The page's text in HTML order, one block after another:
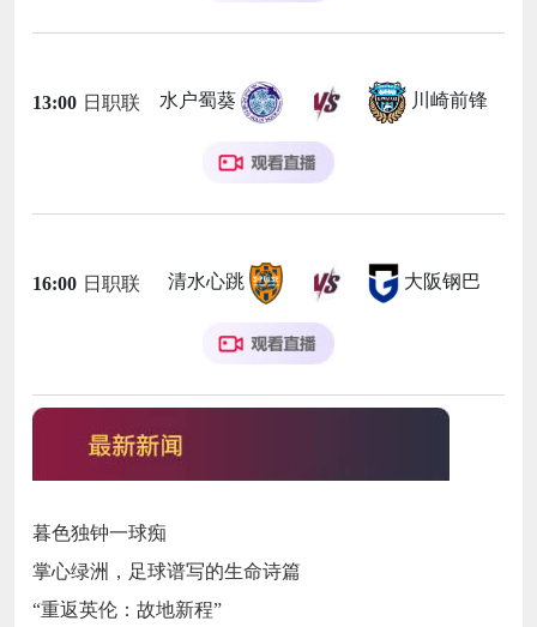
13:00 日职联 水户蜀葵 川崎前锋
16:00 日职联 清水心跳 大阪钢巴
暮色独钟一球痴
掌心绿洲，足球谱写的生命诗篇
“重返英伦：故地新程”